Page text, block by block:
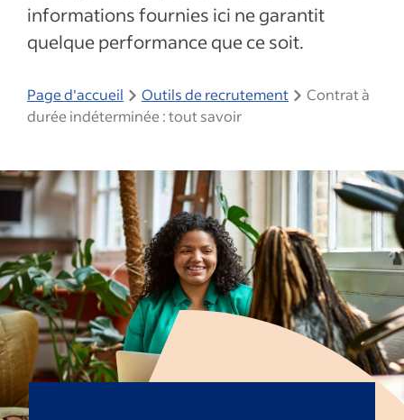
informations fournies ici ne garantit
quelque performance que ce soit.
Page d'accueil Outils de recrutement
Contrat à
durée indéterminée : tout savoir